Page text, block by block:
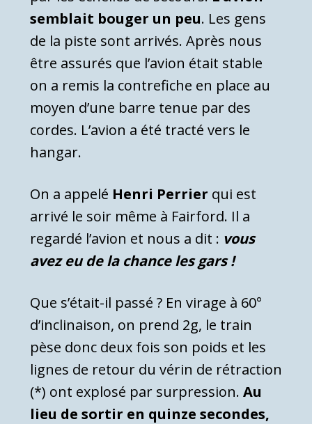
semblait bouger un peu. Les gens
de la piste sont arrivés. Après nous
être assurés que l’avion était stable
on a remis la contrefiche en place au
moyen d’une barre tenue par des
cordes. L’avion a été tracté vers le
hangar.
On a appelé Henri Perrier qui est
arrivé le soir même à Fairford. Il a
regardé l’avion et nous a dit : vous
avez eu de la chance les gars !
Que s’était-il passé ? En virage à 60°
d’inclinaison, on prend 2g, le train
pèse donc deux fois son poids et les
lignes de retour du vérin de rétraction
(*) ont explosé par surpression. Au
lieu de sortir en quinze secondes,